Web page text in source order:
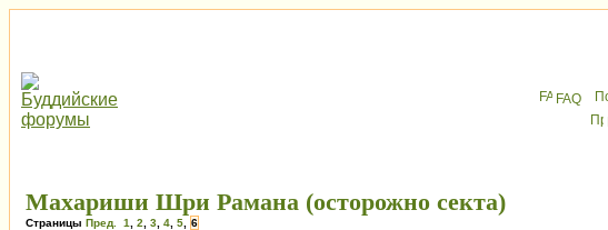
FAQ
Махариши Шри Рамана (осторожно секта)
Страницы Пред. 1 2 3 4 5 6